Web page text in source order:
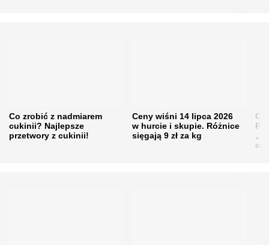
Co zrobić z nadmiarem
cukinii? Najlepsze
przetwory z cukinii!
Ceny wiśni 14 lipca 2026
w hurcie i skupie. Różnice
sięgają 9 zł za kg